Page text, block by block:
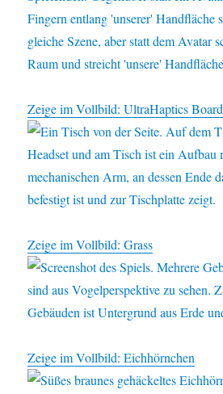
Zeige im Vollbild: UltraHaptics Board
Zeige im Vollbild: Grass
Zeige im Vollbild: Eichhörnchen